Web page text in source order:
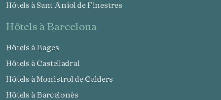
Hôtels à Sant Aniol de Finestres
hôtels à Barcelona
Hôtels à Bages
Hôtels à Castelladral
Hôtels à Monistrol de Calders
Hôtels à Barcelonès